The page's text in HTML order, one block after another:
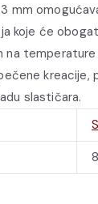
mm
koje će
na
kreacije,
slastičara.